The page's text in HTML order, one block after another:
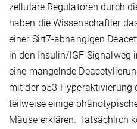
zelluläre Regulatoren durch
haben die Wissenschaftler
einer Sirt7-abhängigen
in den Insulin/IGF-Signalweg
eine mangelnde
mit der p53-Hyperaktivierung
teilweise einige
Mäuse erklären. Tatsächlich